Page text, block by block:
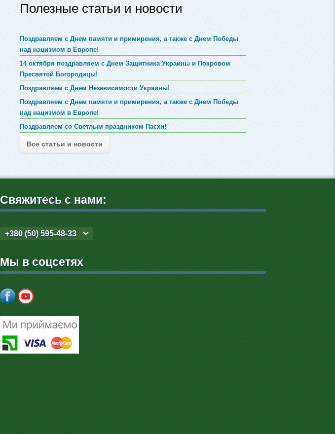
Полезные статьи и новости
Поздравляем с Днем памяти и примирения, а также с Днем Победы
над нацизмом в Европе!
14 октября поздравляем с Днем Защитника Украины и Покровом
Пресвятой Богородицы!
Поздравляем с Днем Независимости Украины!
Поздравляем с Днем памяти и примирения, а также с Днем Победы
над нацизмом в Европе!
Поздравляем со Светлым праздником Пасхи!
Все статьи и новости
Свяжитесь с нами:
+380 (50) 595-48-33
Мы в соцсетях